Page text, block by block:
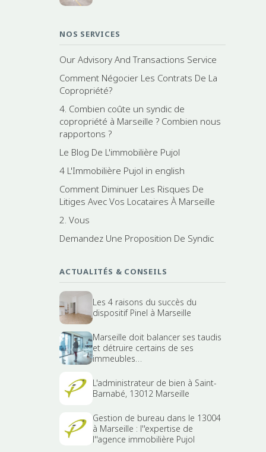
NOS SERVICES
Our Advisory And Transactions Service
Comment Négocier Les Contrats De La
Copropriété?
4. Combien coûte un syndic de
copropriété à Marseille ? Combien nous
rapportons ?
Le Blog De L'immobilière Pujol
4 L'Immobilière Pujol in english
Comment Diminuer Les Risques De
Litiges Avec Vos Locataires À Marseille
2. Vous
Demandez Une Proposition De Syndic
ACTUALITÉS & CONSEILS
Les 4 raisons du succès du
dispositif Pinel à Marseille
Marseille doit balancer ses taudis
et détruire certains de ses
immeubles…
L'administrateur de bien à Saint-
Barnabé, 13012 Marseille
Gestion de bureau dans le 13004
à Marseille : l''expertise de
l''agence immobilière Pujol